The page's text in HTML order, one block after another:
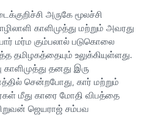
அருகே மூலச்சி
காளிமுத்து மற்றும் அவரது
மர்ம கும்பலால் படுகொலை
உலுக்கியுள்ளது.
காளிமுத்து தனது இரு
சென்றபோது, கார் மற்றும்
மீது காரை மோதி விபத்தை
ஜெயராஜ் சம்பவ